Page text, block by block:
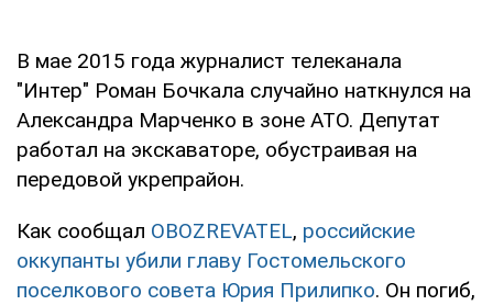
В мае 2015 года журналист телеканала
"Интер" Роман Бочкала случайно наткнулся на
Александра Марченко в зоне АТО. Депутат
работал на экскаваторе, обустраивая на
передовой укрепрайон.
Как сообщал OBOZREVATEL, российские
оккупанты убили главу Гостомельского
поселкового совета Юрия Прилипко. Он погиб,